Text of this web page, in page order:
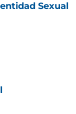
Sexual